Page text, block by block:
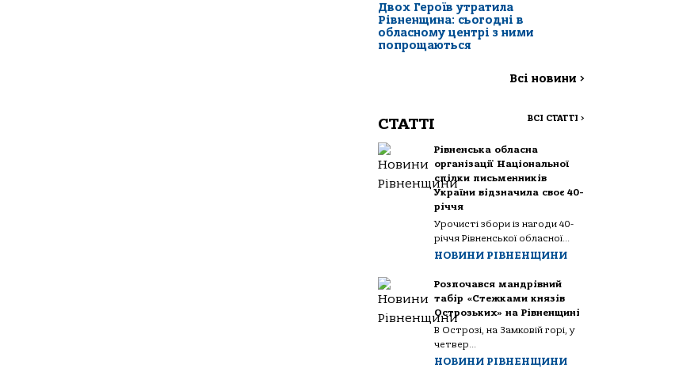
Двох Героїв утратила
Рівненщина: сьогодні в
обласному центрі з ними
попрощаються
Всі новини >
СТАТТІ ВСІ СТАТТІ >
Рівненська обласна
організації Національної
спілки письменників
України відзначила своє 40-
річчя
Урочисті збори із нагоди 40-
річчя Рівненської обласної...
НОВИНИ РІВНЕНЩИНИ
Розпочався мандрівний
табір «Стежками князів
Острозьких» на Рівненщині
В Острозі, на Замковій горі, у
четвер...
НОВИНИ РІВНЕНЩИНИ